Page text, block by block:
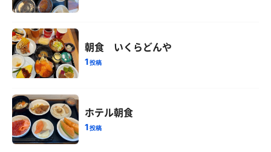
朝食 いくらどんや
1投稿
ホテル朝食
1投稿